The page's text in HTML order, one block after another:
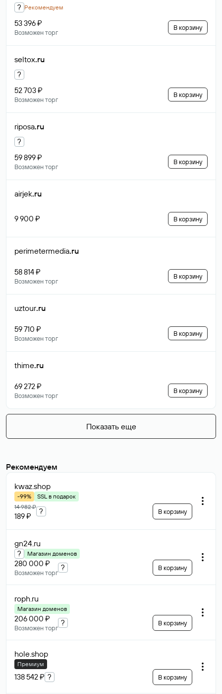
? Рекомендуем
53 396 ₽
Возможен торг
В корзину
seltox.ru
?
52 703 ₽
Возможен торг
В корзину
riposa.ru
?
59 899 ₽
Возможен торг
В корзину
airjek.ru
9 900 ₽ В корзину
perimetermedia.ru
58 814 ₽
Возможен торг
В корзину
uztour.ru
59 710 ₽
Возможен торг
В корзину
thime.ru
69 272 ₽
Возможен торг
В корзину
Показать еще
Рекомендуем
kwaz.shop
-99%
SSL в подарок
14 982 ₽
189 ₽
? В корзину
gn24.ru
? Магазин доменов
280 000 ₽
Возможен торг
? В корзину
roph.ru
Магазин доменов
206 000 ₽
Возможен торг
? В корзину
hole.shop
Премиум
138 542 ₽ ? В корзину